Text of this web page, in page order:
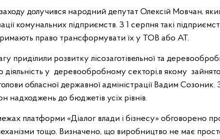
долучився народний депутат Олексій Мовчан,
комунальних підприємств. З 1 серпня такі
право трансформувати їх у ТОВ або АТ.
приділили розвитку лісозаготівельної та
діяльність у деревообробному секторі,в якому
обласної державної адміністрації Вадим Созоник.
надходжень до бюджетів усіх рівнів.
платформи «Діалог влади і бізнесу» обговорено
тощо. Визначено, що виробництво не має